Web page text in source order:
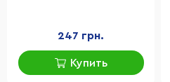
247 грн.
Купить